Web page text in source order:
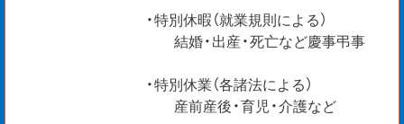
＊リモート面談随時実施中
＊Construction Manager
・特別休暇（就業規則による）
結婚・出産・死亡など慶事弔事
・特別休業（各諸法による）
産前産後・育児・介護など